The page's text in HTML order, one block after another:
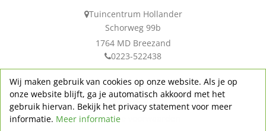
Tuincentrum Hollander
Schorweg 99b
1764 MD Breezand
0223-522438
© Tuincentrum Hollander
Privacy policy
Algemene voorwaarden
Wij maken gebruik van cookies op onze website. Als je op
onze website blijft, ga je automatisch akkoord met het
gebruik hiervan. Bekijk het privacy statement voor meer
informatie. Meer informatie